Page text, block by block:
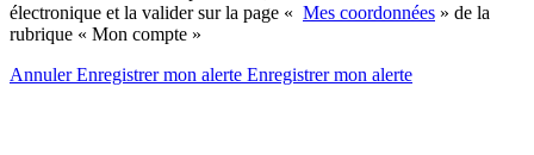
électronique et la valider sur la page « Mes coordonnées » de la
rubrique « Mon compte »
AnnulerEnregistrer mon alerte Enregistrermon alerte